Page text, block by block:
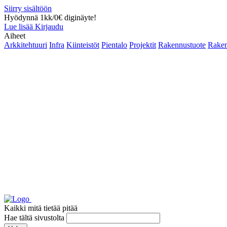
Siirry sisältöön
Hyödynnä 1kk/0€ diginäyte!
Lue lisää Kirjaudu
Aiheet
Arkkitehtuuri Infra Kiinteistöt Pientalo Projektit Rakennustuote
Kaikki mitä tietää pitää
Hae tältä sivustolta